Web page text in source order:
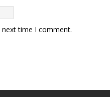
time I comment.